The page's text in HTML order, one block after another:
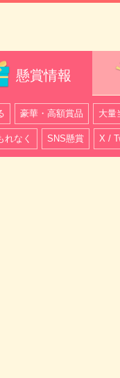
懸賞情報
豪華・高額賞品 大量
れなく SNS懸賞 X /